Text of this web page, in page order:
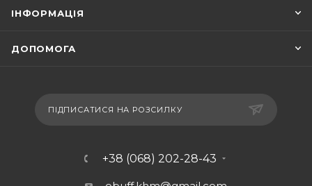
ІНФОРМАЦІЯ
ДОПОМОГА
ПІДПИСАТИСЯ НА РОЗСИЛКУ
+38 (068) 202-28-43